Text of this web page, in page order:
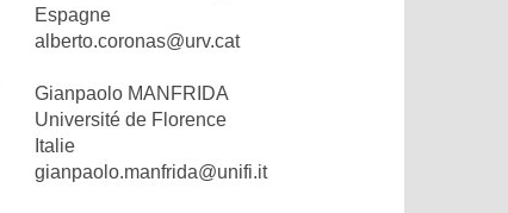
Espagne
alberto.coronas@urv.cat
Gianpaolo MANFRIDA
Université de Florence
Italie
gianpaolo.manfrida@unifi.it